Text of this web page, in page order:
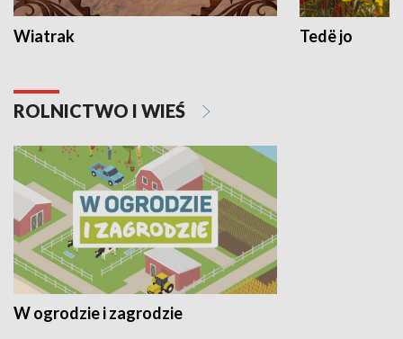
Wiatrak Tedë jo
ROLNICTWO I WIEŚ
W ogrodzie i zagrodzie